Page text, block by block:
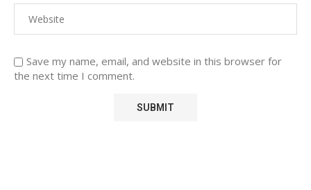
Save my name, email, and website in this browser for
the next time I comment.